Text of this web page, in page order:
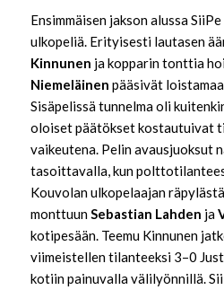
Ensimmäisen jakson alussa
ulkopeliä. Erityisesti lautasen
Kinnunen ja kopparin tonttia
Niemeläinen pääsivät
Sisäpelissä tunnelma oli
oloiset päätökset kostautuivat
vaikeutena. Pelin avausjuoksut
tasoittavalla, kun
Kouvolan ulkopelaajan
monttuun Sebastian Lahden ja
kotipesään. Teemu Kinnunen
viimeistellen tilanteeksi 3–0
kotiin painuvalla välilyönnillä.